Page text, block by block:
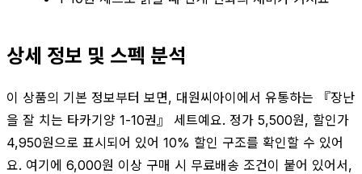
상세 정보 및 스펙 분석
이 상품의 기본 정보부터 보면, 대원씨아이에서 유통하는 『장난
을 잘 치는 타카기양 1-10권』 세트예요. 정가 5,500원, 할인가
4,950원으로 표시되어 있어 10% 할인 구조를 확인할 수 있어
요. 여기에 6,000원 이상 구매 시 무료배송 조건이 붙어 있어서,